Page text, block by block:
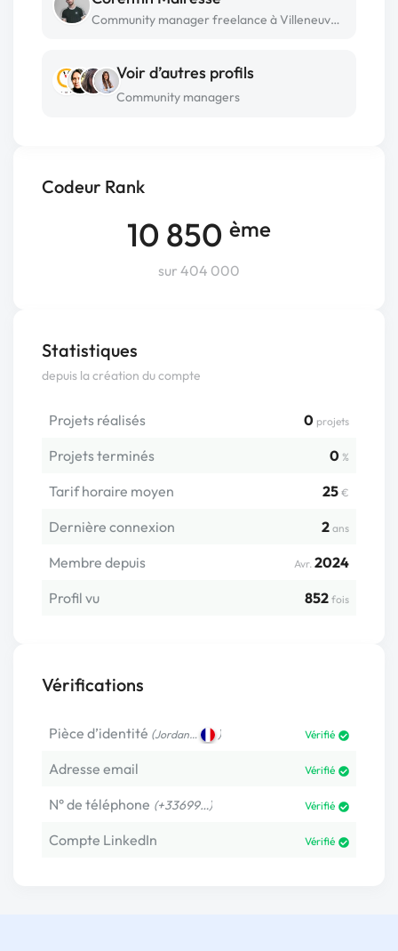
Codeur Rank
10 850 ème
sur 404 000
Statistiques
depuis la création du compte
Projets réalisés 0 projets
Projets terminés 0 %
Tarif horaire moyen 25 €
Dernière connexion 2 ans
Membre depuis Avr. 2024
Profil vu
852 fois
Vérifications
Pièce d’identité (Jordan… ) Vérifié
Adresse email Vérifié
N° de téléphone (+33699…) Vérifié
Compte LinkedIn Vérifié
Community manager freelance à Villeneuve d'ascq
Voir d’autres profils
Community managers